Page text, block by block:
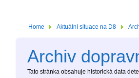
Home Aktuální situace na D8
Archiv
Tato stránka obsahuje historická data